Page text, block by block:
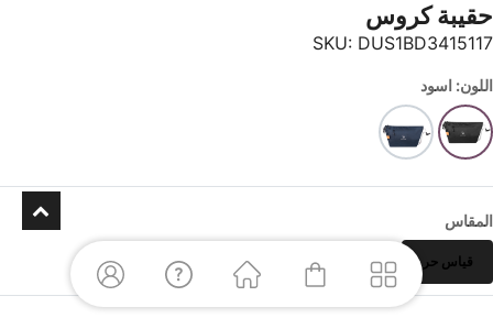
حقيبة كروس
SKU: DUS1BD3415117
اللون: اسود
المقاس
قياس حر